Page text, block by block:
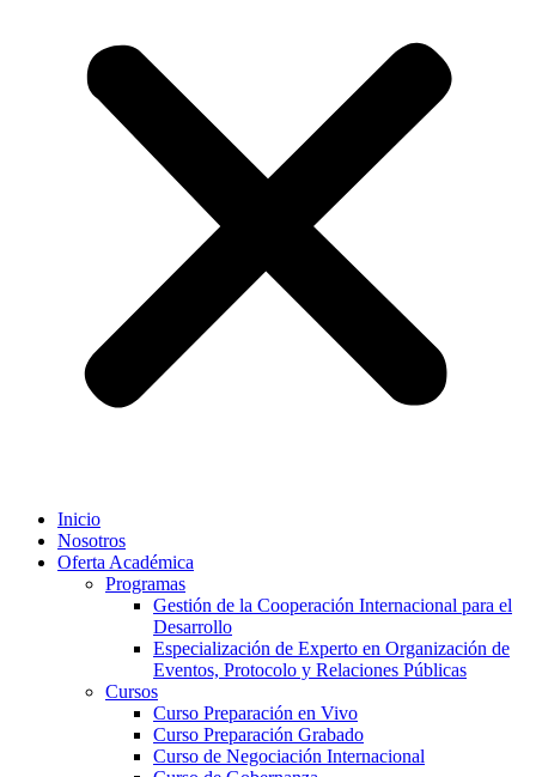
Inicio
Nosotros
Oferta Académica
Programas
Gestión de la Cooperación Internacional para el
Desarrollo
Especialización de Experto en Organización de
Eventos, Protocolo y Relaciones Públicas
Cursos
Curso Preparación en Vivo
Curso Preparación Grabado
Curso de Negociación Internacional